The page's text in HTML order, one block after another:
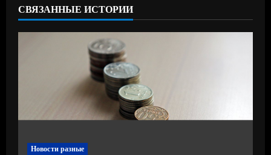
ч
и
СВЯЗАННЫЕ ИСТОРИИ
Новости разные